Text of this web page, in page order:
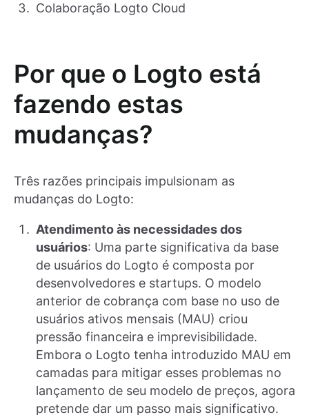
Colaboração Logto Cloud
Por que o Logto está
fazendo estas
mudanças?
Três razões principais impulsionam as
mudanças do Logto:
Atendimento às necessidades dos
usuários: Uma parte significativa da base
de usuários do Logto é composta por
desenvolvedores e startups. O modelo
anterior de cobrança com base no uso de
usuários ativos mensais (MAU) criou
pressão financeira e imprevisibilidade.
Embora o Logto tenha introduzido MAU em
camadas para mitigar esses problemas no
lançamento de seu modelo de preços, agora
pretende dar um passo mais significativo.